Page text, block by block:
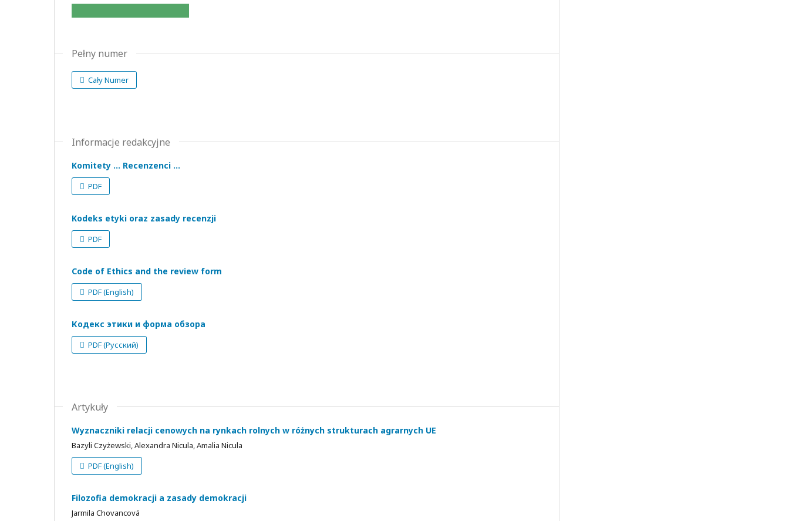
Pełny numer
Cały Numer
Informacje redakcyjne
Komitety ... Recenzenci ...
PDF
Kodeks etyki oraz zasady recenzji
PDF
Code of Ethics and the review form
PDF (English)
Кодекс этики и форма обзора
PDF (Русский)
Artykuły
Wyznaczniki relacji cenowych na rynkach rolnych w różnych strukturach agrarnych UE
Bazyli Czyżewski, Alexandra Nicula, Amalia Nicula
PDF (English)
Filozofia demokracji a zasady demokracji
Jarmila Chovancová